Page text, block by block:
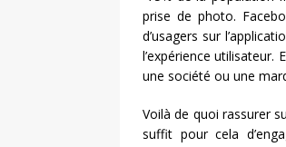
prise de photo.
d’usagers sur
l’expérience utilisateur.
une société ou une
Voilà de quoi rassurer
suffit pour cela